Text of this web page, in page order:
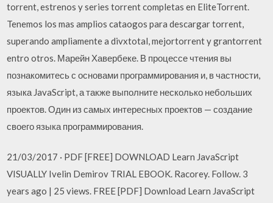
torrent, estrenos y series torrent completas en EliteTorrent.
Tenemos los mas amplios cataogos para descargar torrent,
superando ampliamente a divxtotal, mejortorrent y grantorrent
entro otros. Марейн Хавербеке. В процессе чтения вы
познакомитесь с основами программирования и, в частности,
языка JavaScript, а также выполните несколько небольших
проектов. Один из самых интересных проектов — создание
своего языка программирования.
21/03/2017 · PDF [FREE] DOWNLOAD Learn JavaScript
VISUALLY Ivelin Demirov TRIAL EBOOK. Racorey. Follow. 3
years ago | 25 views. FREE [PDF] Download Learn JavaScript